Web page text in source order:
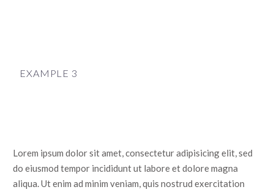
EXAMPLE 3
Lorem ipsum dolor sit amet, consectetur adipisicing elit, sed
do eiusmod tempor incididunt ut labore et dolore magna
aliqua. Ut enim ad minim veniam, quis nostrud exercitation